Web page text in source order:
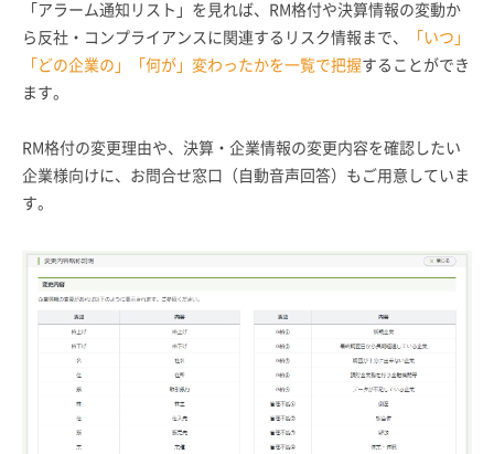
「アラーム通知リスト」を見れば、RM格付や決算情報の変動か
ら反社・コンプライアンスに関連するリスク情報まで、
「いつ」
「どの企業の」「何が」変わったかを一覧で把握することができ
ます。
RM格付の変更理由や、決算・企業情報の変更内容を確認したい
企業様向けに、お問合せ窓口（自動音声回答）もご用意していま
す。